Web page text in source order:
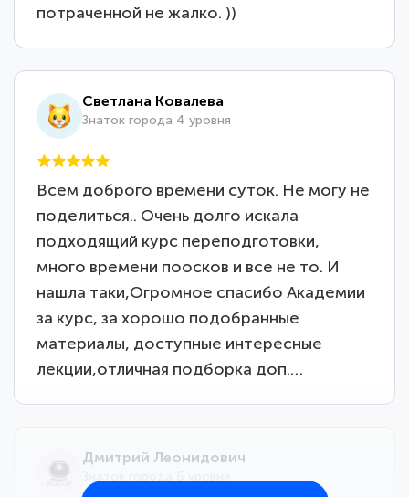
потраченной не жалко. ))
Светлана Ковалева
Знаток города 4 уровня
Всем доброго времени суток. Не могу не
поделиться.. Очень долго искала
подходящий курс переподготовки,
много времени поосков и все не то. И
нашла таки,Огромное спасибо Академии
за курс, за хорошо подобранные
материалы, доступные интересные
лекции,отличная подборка доп.…
Дмитрий Леонидович